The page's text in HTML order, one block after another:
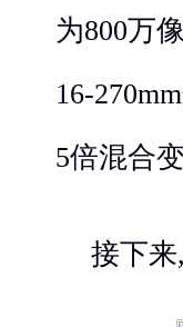
为800万
16-
5倍混合
接下